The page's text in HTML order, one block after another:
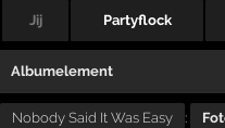
Jij Partyflock
Albumelement
Nobody Said It Was Easy :